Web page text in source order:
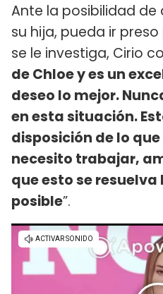
Ante la posibilidad de
su hija, pueda ir
se le investiga, Cirio
de Chloe y es un
deseo lo mejor.
en esta situación.
disposición de lo
necesito trabajar,
que esto se
posible”.